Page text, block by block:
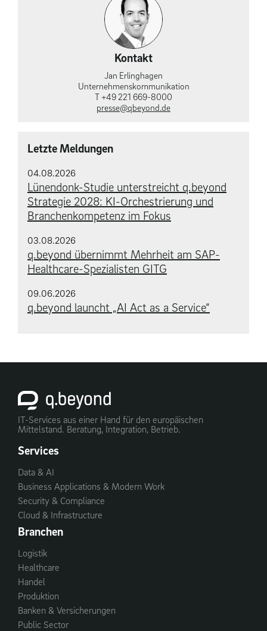
Kontakt
Jan Erlinghagen
Unternehmens­kommunikation
T +49 221 669-8000
presse@qbeyond.de
Letzte Meldungen
04.08.2026
Lünendonk-Studie unterstreicht q.beyond
Strategie 2028: KI-Orchestrierung und
Branchenkompetenz im Fokus
03.08.2026
q.beyond übernimmt Mehrheit am SAP-
Healthcare-Spezialisten GITG
09.06.2026
q.beyond launcht „AI Act as a Service“
IT-Services aus einer Hand für den europäischen
Mittelstand. Beratung, Integration, Betrieb.
Services
Data & AI
Business Applications & Modern Work
Security & Compliance
Cloud & Infrastructure
Branchen
Logistik
Healthcare
Handel
Produktion
Banken & Versicherungen
Public Sector